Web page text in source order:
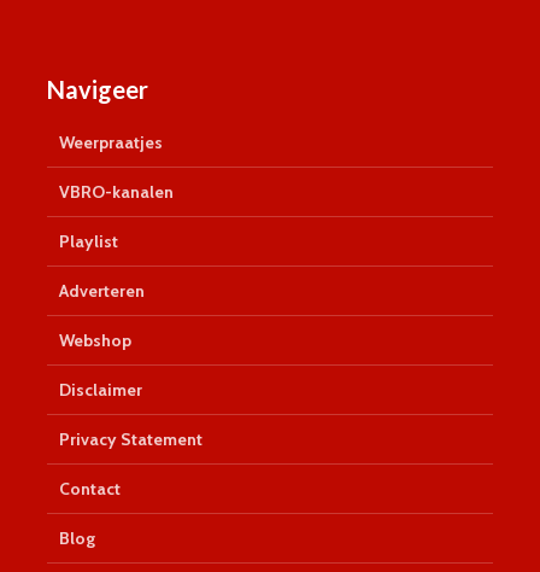
Navigeer
Weerpraatjes
VBRO-kanalen
Playlist
Adverteren
Webshop
Disclaimer
Privacy Statement
Contact
Blog